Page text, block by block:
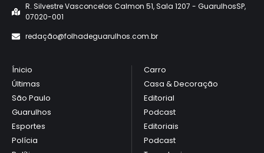
R. Silvestre Vasconcelos Calmon 51, Sala 1207 - GuarulhosSP,
07020-001
redação@folhadeguarulhos.com.br
Ínicio
Últimas
São Paulo
Guarulhos
Esportes
Polícia
Carro
Casa & Decoração
Editorial
Podcast
Editoriais
Podcast